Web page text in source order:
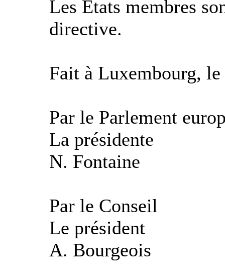
Les États membres
directive.
Fait à Luxembourg,
Par le Parlement
La présidente
N. Fontaine
Par le Conseil
Le président
A. Bourgeois